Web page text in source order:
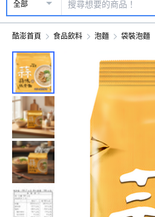
全部
酷澎首頁 食品飲料 泡麵 袋裝泡麵